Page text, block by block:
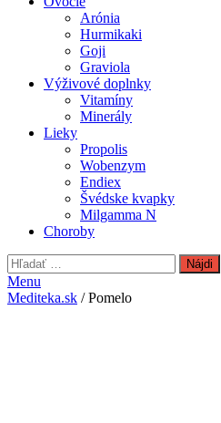
Arónia
Hurmikaki
Goji
Graviola
Výživové doplnky
Vitamíny
Minerály
Lieky
Propolis
Wobenzym
Endiex
Švédske kvapky
Milgamma N
Choroby
Hľadať:
Menu
Mediteka.sk / Pomelo